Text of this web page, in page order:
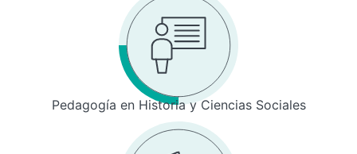
Pedagogía en Historia y Ciencias Sociales